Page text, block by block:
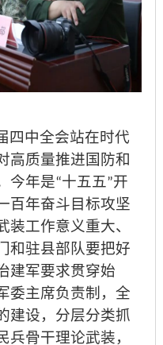
四中全会站在时代
高质量推进国防和
今年是“十五五”开
百年奋斗目标攻坚
装工作意义重大、
和驻县部队要把好
建军要求贯穿始
委主席负责制，全
建设，分层分类抓
骨干理论武装，